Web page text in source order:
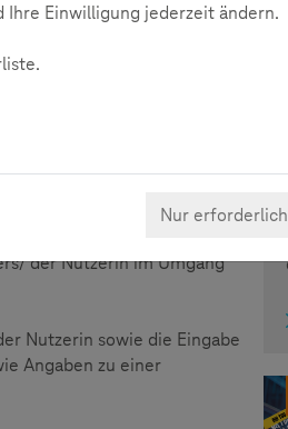
und Nutzer das
nutzen können. Mit der
zu.
kompetenten
sowie die
der Nutzerin im Umgang
Nutzerin sowie die Eingabe
Angaben zu einer
Ihre Einwilligung jederzeit ändern.
Nur